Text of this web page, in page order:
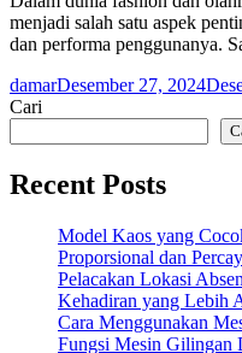
menjadi salah satu aspek
dan performa penggunanya.
damarDesember 27, 2024
Cari
Recent Posts
Model Kaos yang
Proporsional dan
Pelacakan Lokasi
Kehadiran yang Lebih
Cara Menggunakan
Fungsi Mesin Gilingan